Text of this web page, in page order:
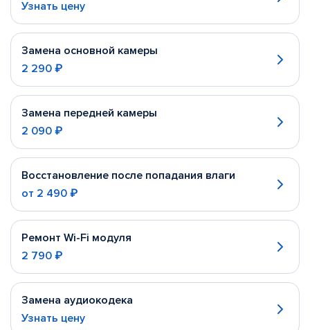
Узнать цену
Замена основной камеры
2 290 ₽
Замена передней камеры
2 090 ₽
Восстановление после попадания влаги
от 2 490 ₽
Ремонт Wi-Fi модуля
2 790 ₽
Замена аудиокодека
Узнать цену